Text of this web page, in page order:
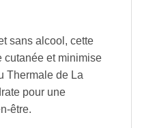
sans alcool, cette
cutanée et minimise
Thermale de La
pour une
être.